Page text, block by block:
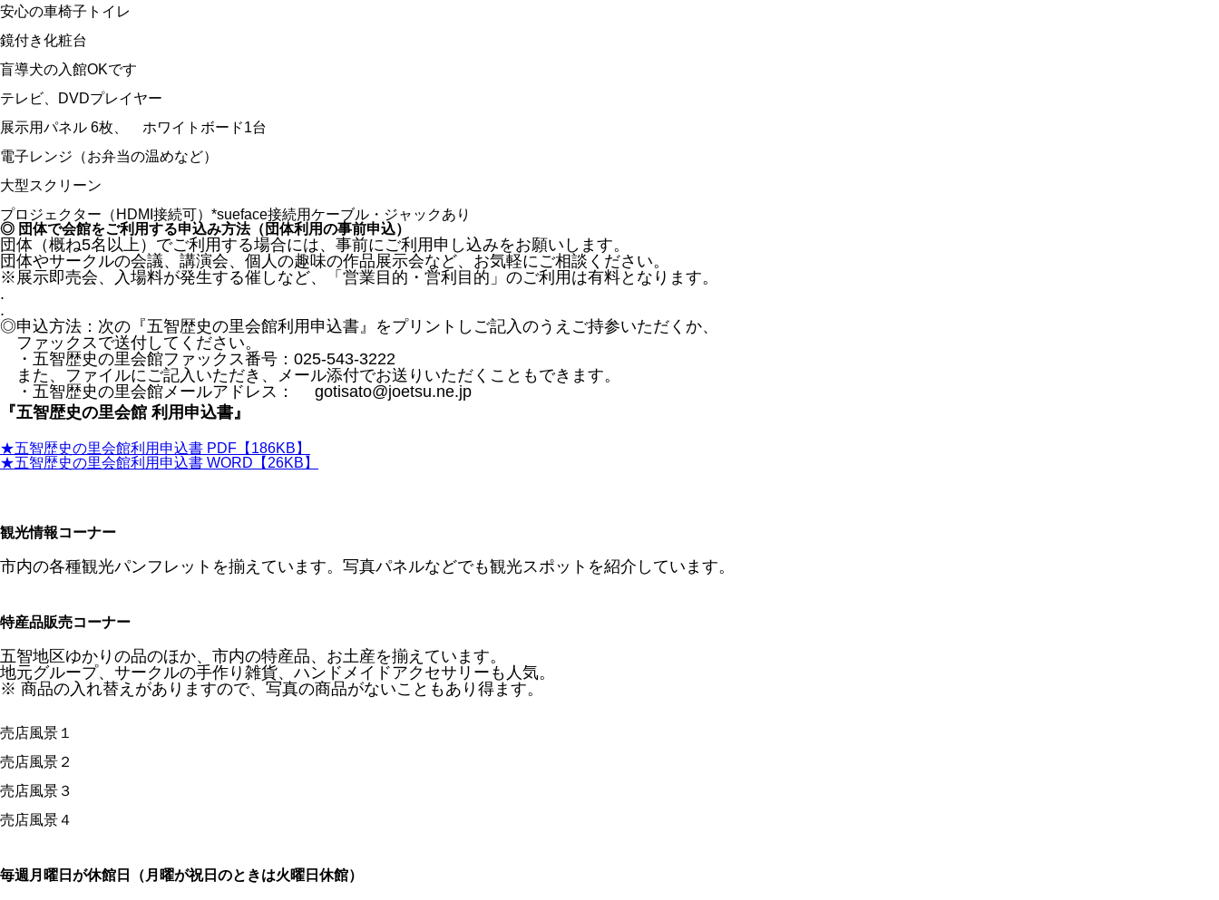
安心の車椅子トイレ
鏡付き化粧台
盲導犬の入館OKです
テレビ、DVDプレイヤー
展示用パネル 6枚、 ホワイトボード1台
電子レンジ（お弁当の温めなど）
大型スクリーン
プロジェクター（HDMI接続可）*sueface接続用ケーブル・ジャックあり
◎ 団体で会館をご利用する申込み方法（団体利用の事前申込）
団体（概ね5名以上）でご利用する場合には、事前にご利用申し込みをお願いします。
団体やサークルの会議、講演会、個人の趣味の作品展示会など、お気軽にご相談ください。
※展示即売会、入場料が発生する催しなど、「営業目的・営利目的」のご利用は有料となります。
.
.
◎申込方法：次の『五智歴史の里会館利用申込書』をプリントしご記入のうえご持参いただくか、
ファックスで送付してください。
・五智歴史の里会館ファックス番号：025-543-3222
また、ファイルにご記入いただき、メール添付でお送りいただくこともできます。
・五智歴史の里会館メールアドレス： gotisato@joetsu.ne.jp
『五智歴史の里会館 利用申込書』
★五智歴史の里会館利用申込書 PDF【186KB】
★五智歴史の里会館利用申込書 WORD【26KB】
観光情報コーナー
市内の各種観光パンフレットを揃えています。写真パネルなどでも観光スポットを紹介しています。
特産品販売コーナー
五智地区ゆかりの品のほか、市内の特産品、お土産を揃えています。
地元グループ、サークルの手作り雑貨、ハンドメイドアクセサリーも人気。
※ 商品の入れ替えがありますので、写真の商品がないこともあり得ます。
売店風景１
売店風景２
売店風景３
売店風景４
毎週月曜日が休館日（月曜が祝日のときは火曜日休館）